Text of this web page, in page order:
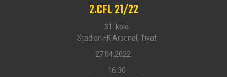
2.CFL 21/22
31. kolo
Stadion FK Arsenal, Tivat
27.04.2022.
16:30